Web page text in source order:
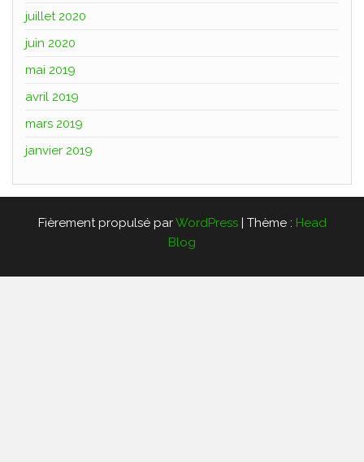
juillet 2020
juin 2020
mai 2019
avril 2019
mars 2019
janvier 2019
Fièrement propulsé parWordPress | Thème : Head
Blog